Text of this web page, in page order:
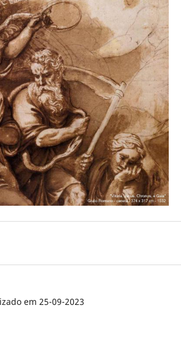
em 25-09-2023